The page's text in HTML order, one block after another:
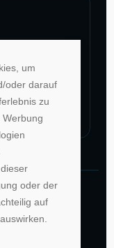
um
oder darauf
zu
oder der
auf
Allianz für
CO2-
Unternehmen
und -